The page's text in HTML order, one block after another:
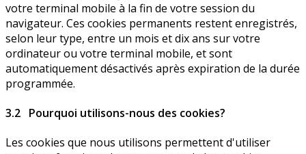
votre terminal mobile à la fin de votre session du
navigateur. Ces cookies permanents restent enregistrés,
selon leur type, entre un mois et dix ans sur votre
ordinateur ou votre terminal mobile, et sont
automatiquement désactivés après expiration de la durée
programmée.
3.2 Pourquoi utilisons-nous des cookies?
Les cookies que nous utilisons permettent d'utiliser